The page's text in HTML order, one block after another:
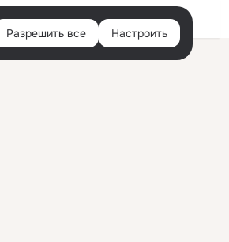
Войти
Разрешить все Настроить